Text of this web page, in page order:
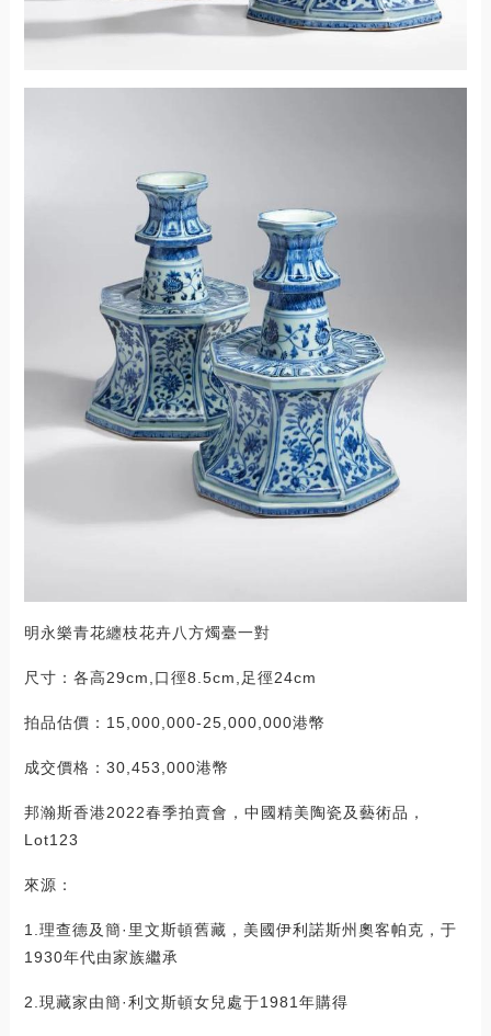
明永樂青花纏枝花卉八方燭臺一對
尺寸：各高29cm,口徑8.5cm,足徑24cm
拍品估價：15,000,000-25,000,000港幣
成交價格：30,453,000港幣
邦瀚斯香港2022春季拍賣會，中國精美陶瓷及藝術品，
Lot123
來源：
1.理查德及簡·里文斯頓舊藏，美國伊利諾斯州奧客帕克，于
1930年代由家族繼承
2.現藏家由簡·利文斯頓女兒處于1981年購得